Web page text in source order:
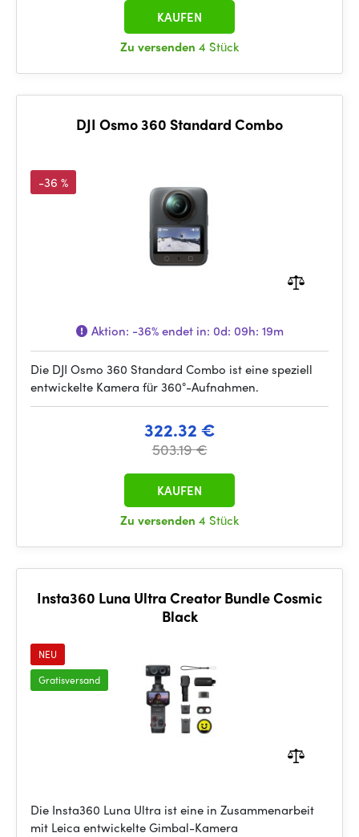
Zu versenden 4 Stück
KAUFEN
DJI Osmo 360 Standard Combo
-36 %
Aktion: -36%endet in: 0d: 09h: 19m
Die DJI Osmo 360 Standard Combo ist eine speziell
entwickelte Kamera für 360°-Aufnahmen.
322.32 €
503.19 €
Zu versenden 4 Stück
KAUFEN
Insta360 Luna Ultra Creator Bundle Cosmic
Black
NEU
Gratisversand
Die Insta360 Luna Ultra ist eine in Zusammenarbeit
mit Leica entwickelte Gimbal-Kamera